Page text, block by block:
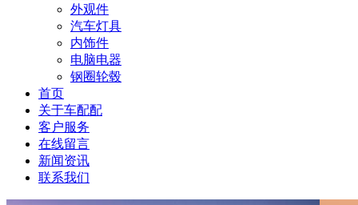
外观件
汽车灯具
内饰件
电脑电器
钢圈轮毂
首页
关于车配配
客户服务
在线留言
新闻资讯
联系我们